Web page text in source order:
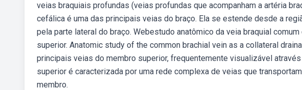
veias braquiais profundas (veias profundas que acompanham a artéria
cefálica é uma das principais veias do braço. Ela se estende desde a
pela parte lateral do braço. Webestudo anatômico da veia braquial
superior. Anatomic study of the common brachial vein as a collateral
principais veias do membro superior, frequentemente visualizável
superior é caracterizada por uma rede complexa de veias que
membro.